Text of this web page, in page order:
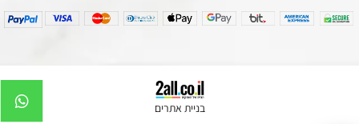
בניית אתרים